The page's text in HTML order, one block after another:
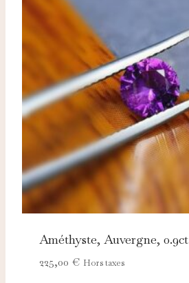
Améthyste, Auvergne, 0.9ct
225,00 € Hors taxes